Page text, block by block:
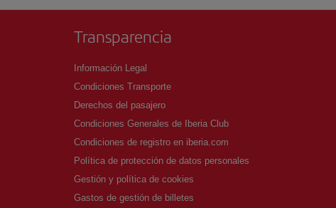
Transparencia
Información Legal
Condiciones Transporte
Derechos del pasajero
Condiciones Generales de Iberia Club
Condiciones de registro en iberia.com
Política de protección de datos personales
Gestión y política de cookies
Gastos de gestión de billetes